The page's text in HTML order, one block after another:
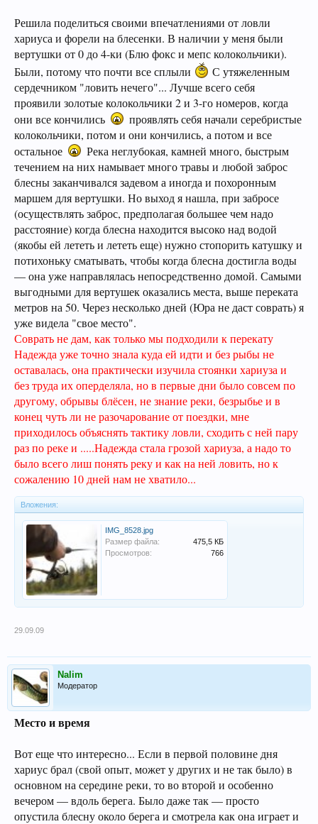
Решила поделиться своими впечатлениями от ловли
хариуса и форели на блесенки. В наличии у меня были
вертушки от 0 до 4-ки (Блю фокс и мепс колокольчики).
Были, потому что почти все сплыли
С утяжеленным
сердечником "ловить нечего"... Лучше всего себя
проявили золотые колокольчики 2 и 3-го номеров, когда
они все кончились
проявлять себя начали серебристые
колокольчики, потом и они кончились, а потом и все
остальное
Река неглубокая, камней много, быстрым
течением на них намывает много травы и любой заброс
блесны заканчивался задевом а иногда и похоронным
маршем для вертушки. Но выход я нашла, при забросе
(осуществлять заброс, предполагая большее чем надо
расстояние) когда блесна находится высоко над водой
(якобы ей лететь и лететь еще) нужно стопорить катушку и
потихоньку сматывать, чтобы когда блесна достигла воды
— она уже направлялась непосредственно домой. Самыми
выгодными для вертушек оказались места, выше переката
метров на 50. Через несколько дней (Юра не даст соврать) я
уже видела "свое место".
Соврать не дам, как только мы подходили к перекату
Надежда уже точно знала куда ей идти и без рыбы не
оставалась, она практически изучила стоянки хариуза и
без труда их оперделяла, но в первые дни было совсем по
другому, обрывы блёсен, не знание реки, безрыбье и в
конец чуть ли не разочарование от поездки, мне
приходилось объяснять тактику ловли, сходить с ней пару
раз по реке и .....Надежда стала грозой хариуза, а надо то
было всего лиш понять реку и как на ней ловить, но к
сожалению 10 дней нам не хватило...
Вложения:
IMG_8528.jpg
Размер файла:
475,5 КБ
Просмотров:
766
29.09.09
Nalim
Модератор
Место и время
Вот еще что интересно... Если в первой половине дня
хариус брал (свой опыт, может у других и не так было) в
основном на середине реки, то во второй и особенно
вечером — вдоль берега. Было даже так — просто
опустила блесну около берега и смотрела как она играет и